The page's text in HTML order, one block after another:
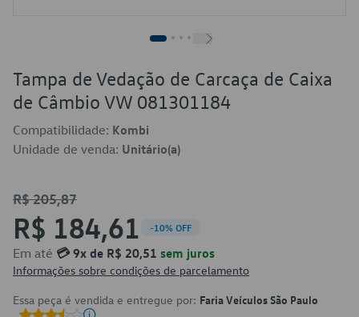
Tampa de Vedação de Carcaça de Caixa
de Câmbio VW 081301184
Compatibilidade: Kombi
Unidade de venda: Unitário(a)
R$ 205,87
R$ 184,61 -10% OFF
Em até 💳 9x de R$ 20,51 sem juros
Informações sobre condições de parcelamento
Essa peça é vendida e entregue por: Faria Veículos São Paulo